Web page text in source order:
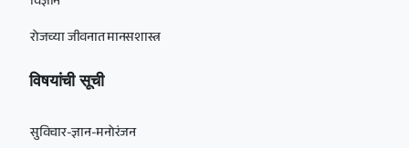
रोजच्या जीवनात मानसशास्त्र
विषयांची सूची
सुविचार-ज्ञान-मनोरंजन